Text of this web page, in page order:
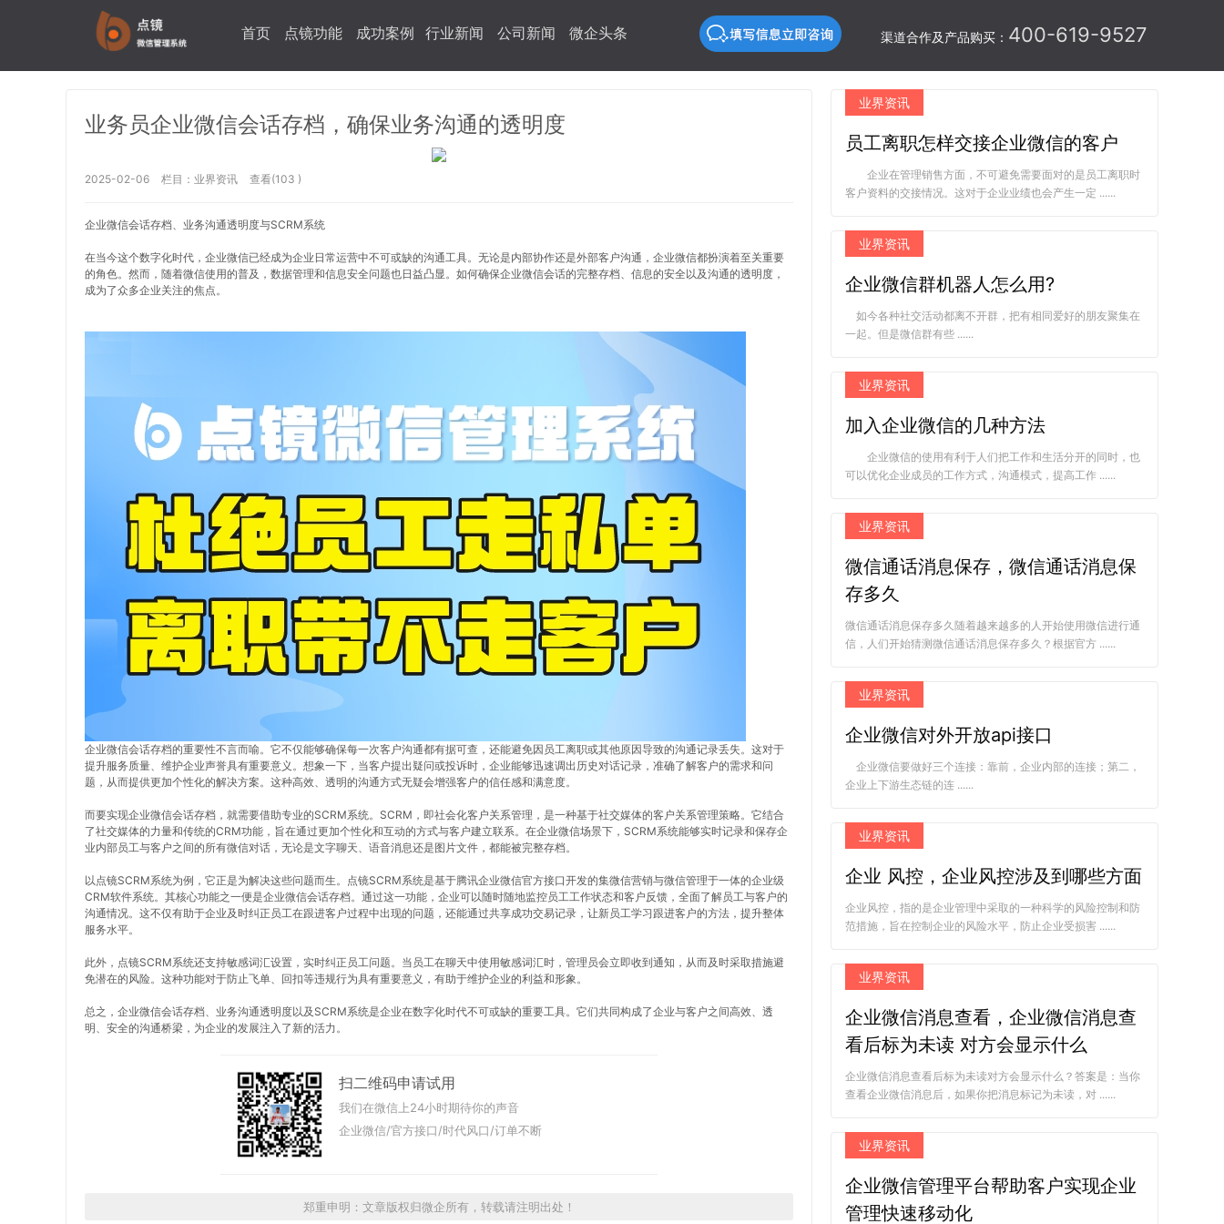
渠道合作及产品购买： 400-619-9527
首页 点镜功能 成功案例 行业新闻 公司新闻 微企头条
业务员企业微信会话存档，确保业务沟通的透明度
2025-02-06 栏目： 业界资讯 查看(103 )
企业微信会话存档、业务沟通透明度与SCRM系统
在当今这个数字化时代，企业微信已经成为企业日常运营中不可或缺的沟通工具。无论是内部协作还是外部客户沟通，企业微信都扮演着至关重要
的角色。然而，随着微信使用的普及，数据管理和信息安全问题也日益凸显。如何确保企业微信会话的完整存档、信息的安全以及沟通的透明度，
成为了众多企业关注的焦点。
企业微信会话存档的重要性不言而喻。它不仅能够确保每一次客户沟通都有据可查，还能避免因员工离职或其他原因导致的沟通记录丢失。这对于
提升服务质量、维护企业声誉具有重要意义。想象一下，当客户提出疑问或投诉时，企业能够迅速调出历史对话记录，准确了解客户的需求和问
题，从而提供更加个性化的解决方案。这种高效、透明的沟通方式无疑会增强客户的信任感和满意度。
而要实现企业微信会话存档，就需要借助专业的SCRM系统。SCRM，即社会化客户关系管理，是一种基于社交媒体的客户关系管理策略。它结合
了社交媒体的力量和传统的CRM功能，旨在通过更加个性化和互动的方式与客户建立联系。在企业微信场景下，SCRM系统能够实时记录和保存企
业内部员工与客户之间的所有微信对话，无论是文字聊天、语音消息还是图片文件，都能被完整存档。
以点镜SCRM系统为例，它正是为解决这些问题而生。点镜SCRM系统是基于腾讯企业微信官方接口开发的集微信营销与微信管理于一体的企业级
CRM软件系统。其核心功能之一便是企业微信会话存档。通过这一功能，企业可以随时随地监控员工工作状态和客户反馈，全面了解员工与客户的
沟通情况。这不仅有助于企业及时纠正员工在跟进客户过程中出现的问题，还能通过共享成功交易记录，让新员工学习跟进客户的方法，提升整体
服务水平。
此外，点镜SCRM系统还支持敏感词汇设置，实时纠正员工问题。当员工在聊天中使用敏感词汇时，管理员会立即收到通知，从而及时采取措施避
免潜在的风险。这种功能对于防止飞单、回扣等违规行为具有重要意义，有助于维护企业的利益和形象。
总之，企业微信会话存档、业务沟通透明度以及SCRM系统是企业在数字化时代不可或缺的重要工具。它们共同构成了企业与客户之间高效、透
明、安全的沟通桥梁，为企业的发展注入了新的活力。
扫二维码申请试用
我们在微信上24小时期待你的声音
企业微信/官方接口/时代风口/订单不断
郑重申明：文章版权归微企所有，转载请注明出处！
业界资讯
员工离职怎样交接企业微信的客户
企业在管理销售方面，不可避免需要面对的是员工离职时
客户资料的交接情况。这对于企业业绩也会产生一定 ......
业界资讯
企业微信群机器人怎么用?
如今各种社交活动都离不开群，把有相同爱好的朋友聚集在
一起。但是微信群有些 ......
业界资讯
加入企业微信的几种方法
企业微信的使用有利于人们把工作和生活分开的同时，也
可以优化企业成员的工作方式，沟通模式，提高工作 ......
业界资讯
微信通话消息保存，微信通话消息保
存多久
微信通话消息保存多久随着越来越多的人开始使用微信进行通
信，人们开始猜测微信通话消息保存多久？根据官方 ......
业界资讯
企业微信对外开放api接口
企业微信要做好三个连接：靠前，企业内部的连接；第二，
企业上下游生态链的连 ......
业界资讯
企业 风控，企业风控涉及到哪些方面
企业风控，指的是企业管理中采取的一种科学的风险控制和防
范措施，旨在控制企业的风险水平，防止企业受损害 ......
业界资讯
企业微信消息查看，企业微信消息查
看后标为未读 对方会显示什么
企业微信消息查看后标为未读对方会显示什么？答案是：当你
查看企业微信消息后，如果你把消息标记为未读，对 ......
业界资讯
企业微信管理平台帮助客户实现企业
管理快速移动化